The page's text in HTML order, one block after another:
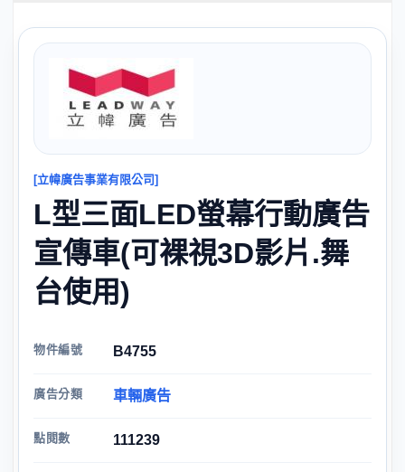
[立幃廣告事業有限公司]
L型三面LED螢幕行動廣告
宣傳車(可裸視3D影片.舞
台使用)
物件編號 B4755
廣告分類 車輛廣告
點閱數 111239